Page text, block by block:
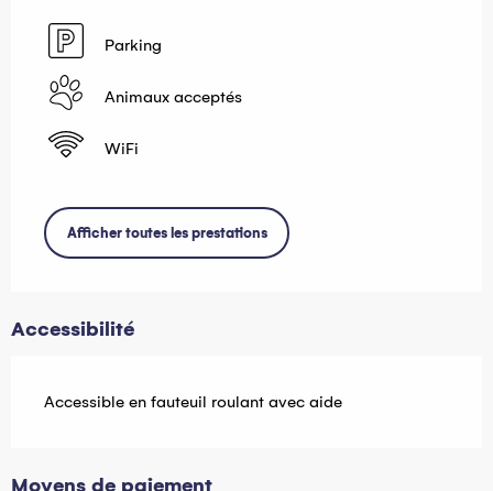
Parking
Animaux acceptés
WiFi
Afficher toutes les prestations
Accessibilité
Accessible en fauteuil roulant avec aide
Moyens de paiement